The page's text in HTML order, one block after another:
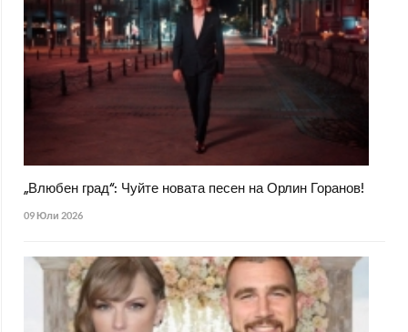
„Влюбен град“: Чуйте новата песен на Орлин Горанов!
09 Юли 2026